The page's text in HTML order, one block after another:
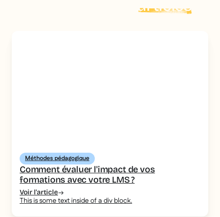
articles
Méthodes pédagogique
Comment évaluer l'impact de vos
formations avec votre LMS ?
Voir l'article
This is some text inside of a div block.